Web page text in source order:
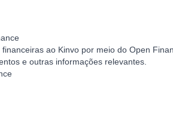
ao Kinvo por meio do Open
e outras informações relevantes.